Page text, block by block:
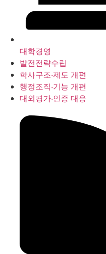
대학경영
발전전략수립
학사구조‧제도 개편
행정조직‧기능 개편
대외평가‧인증 대응